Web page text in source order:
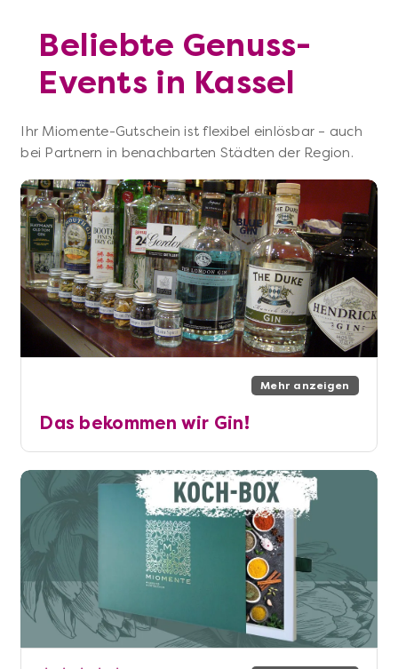
Beliebte Genuss-
Events in Kassel
Ihr Miomente-Gutschein ist flexibel einlösbar – auch
bei Partnern in benachbarten Städten der Region.
Mehr anzeigen
Das bekommen wir Gin!